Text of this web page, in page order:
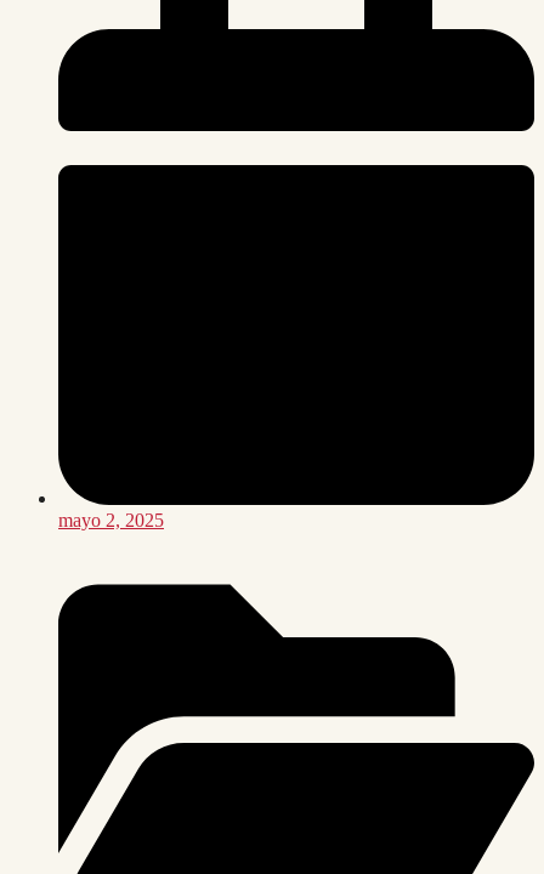
mayo 2, 2025